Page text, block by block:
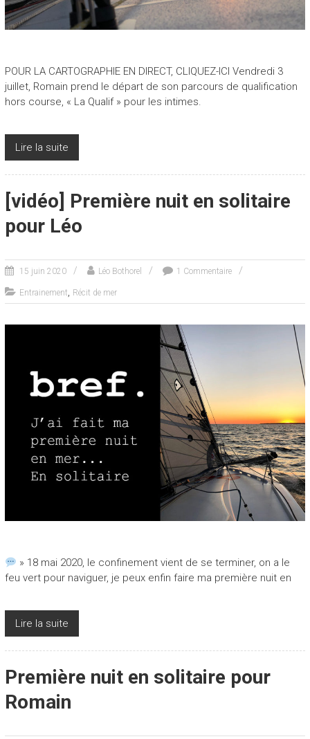
POUR LA CARTOGRAPHIE EN DIRECT, CLIQUEZ-ICI Vendredi 3
juillet, Romain prend le départ de son parcours de qualification
hors course, « La Qualif » pour les intimes.
Lire la suite
[vidéo] Première nuit en solitaire
pour Léo
15 juin 2020 Léo Bothorel 1 Commentaire
Entrainement, Récit de mer
» 18 mai 2020, le confinement vient de se terminer, on a le
feu vert pour naviguer, je peux enfin faire ma première nuit en
Lire la suite
Première nuit en solitaire pour
Romain